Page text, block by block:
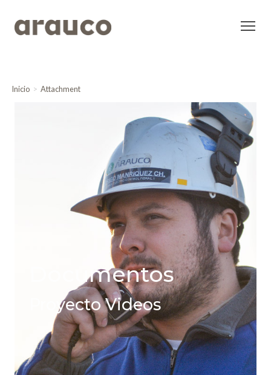
Inicio Attachment
Documentos
Proyecto Videos